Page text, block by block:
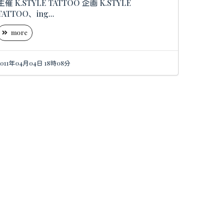
TATTOO 企画 K.STYLE
、ing...
more
年04月04日 18時08分